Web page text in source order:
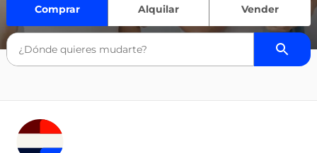
Comprar Alquilar Vender